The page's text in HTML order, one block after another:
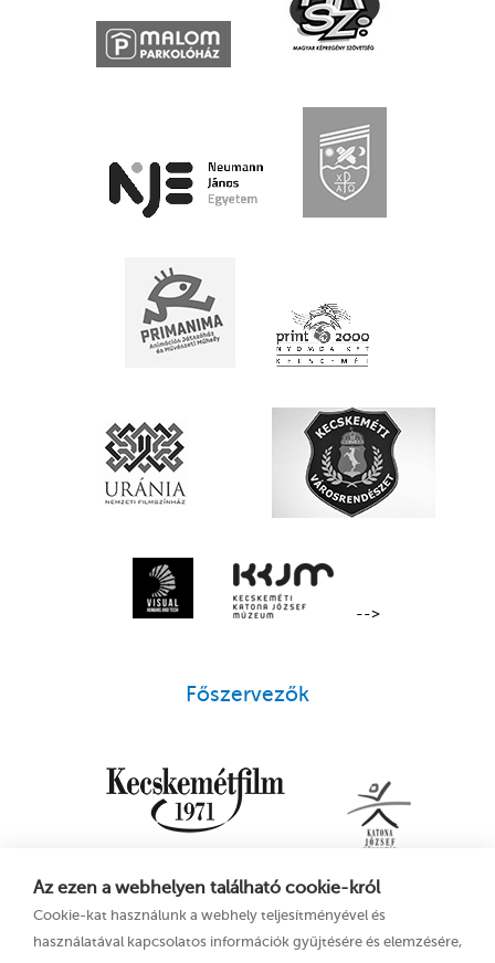
Az ezen a webhelyen található cookie-król
Cookie-kat használunk a webhely teljesítményével és
használatával kapcsolatos információk gyűjtésére és elemzésére,
-->
Főszervezők